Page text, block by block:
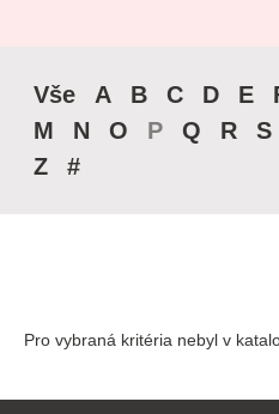
Vše A B C D E
M
N O P Q R S
Z
#
Pro vybraná kritéria nebyl v